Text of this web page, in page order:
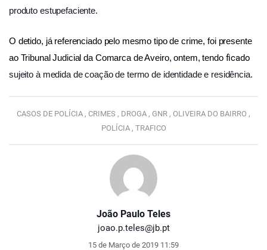
João Paulo Teles
joao.p.teles@jb.pt
15 de Março de 2019 11:59
produto estupefaciente.
O detido, já referenciado pelo mesmo tipo de crime, foi presente
ao Tribunal Judicial da Comarca de Aveiro, ontem, tendo ficado
sujeito à medida de coação de termo de identidade e residência.
CASOS DE POLÍCIA , CRIMES , DROGA , GNR , OLIVEIRA DO BAIRRO ,
POLÍCIA , TRAFICO